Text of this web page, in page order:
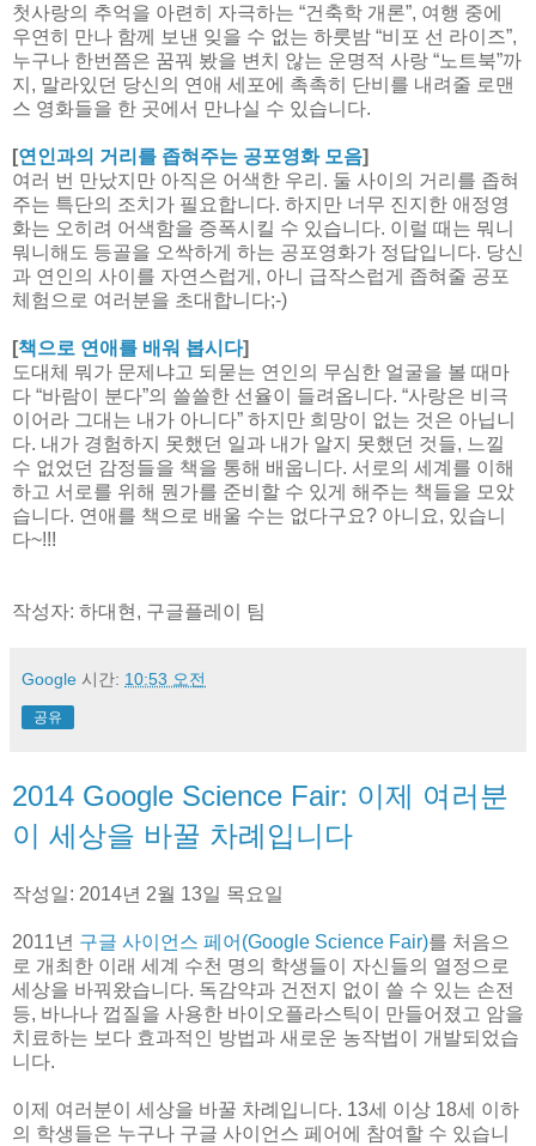
첫사랑의 추억을 아련히 자극하는 “건축학 개론”, 여행 중에
우연히 만나 함께 보낸 잊을 수 없는 하룻밤 “비포 선 라이즈”,
누구나 한번쯤은 꿈꿔 봤을 변치 않는 운명적 사랑 “노트북”까
지, 말라있던 당신의 연애 세포에 촉촉히 단비를 내려줄 로맨
스 영화들을 한 곳에서 만나실 수 있습니다.
[연인과의 거리를 좁혀주는 공포영화 모음]
여러 번 만났지만 아직은 어색한 우리. 둘 사이의 거리를 좁혀
주는 특단의 조치가 필요합니다. 하지만 너무 진지한 애정영
화는 오히려 어색함을 증폭시킬 수 있습니다. 이럴 때는 뭐니
뭐니해도 등골을 오싹하게 하는 공포영화가 정답입니다. 당신
과 연인의 사이를 자연스럽게, 아니 급작스럽게 좁혀줄 공포
체험으로 여러분을 초대합니다;-)
[책으로 연애를 배워 봅시다]
도대체 뭐가 문제냐고 되묻는 연인의 무심한 얼굴을 볼 때마
다 “바람이 분다”의 쓸쓸한 선율이 들려옵니다. “사랑은 비극
이어라 그대는 내가 아니다” 하지만 희망이 없는 것은 아닙니
다. 내가 경험하지 못했던 일과 내가 알지 못했던 것들, 느낄
수 없었던 감정들을 책을 통해 배웁니다. 서로의 세계를 이해
하고 서로를 위해 뭔가를 준비할 수 있게 해주는 책들을 모았
습니다. 연애를 책으로 배울 수는 없다구요? 아니요, 있습니
다~!!!
작성자: 하대현, 구글플레이 팀
Google 시간: 10:53 오전
공유
2014 Google Science Fair: 이제 여러분
이 세상을 바꿀 차례입니다
작성일: 2014년 2월 13일 목요일
2011년 구글 사이언스 페어(Google Science Fair)를 처음으
로 개최한 이래 세계 수천 명의 학생들이 자신들의 열정으로
세상을 바꿔왔습니다. 독감약과 건전지 없이 쓸 수 있는 손전
등, 바나나 껍질을 사용한 바이오플라스틱이 만들어졌고 암을
치료하는 보다 효과적인 방법과 새로운 농작법이 개발되었습
니다.
이제 여러분이 세상을 바꿀 차례입니다. 13세 이상 18세 이하
의 학생들은 누구나 구글 사이언스 페어에 참여할 수 있습니